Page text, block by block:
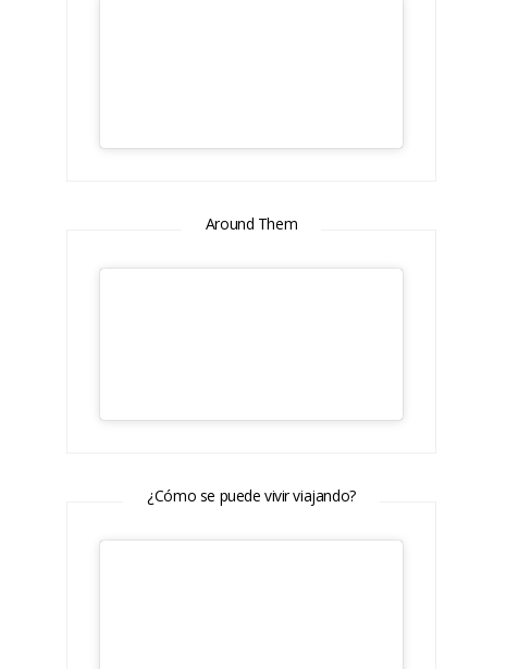
Around Them
¿Cómo se puede vivir viajando?